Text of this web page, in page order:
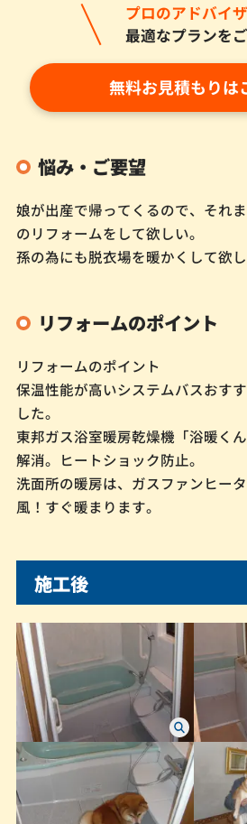
プロのアドバイ
最適なプランを
無料お見積もりは
悩み・ご要望
娘が出産で帰ってくるので、それ
のリフォームをして欲しい。
孫の為にも脱衣場を暖かくして欲し
リフォームのポイント
リフォームのポイント
保温性能が高いシステムバスおす
した。
東邦ガス浴室暖房乾燥機「浴暖く
解消。ヒートショック防止。
洗面所の暖房は、ガスファンヒー
風！すぐ暖まります。
施工後